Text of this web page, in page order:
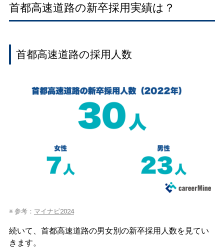
首都高速道路の新卒採用実績は？
首都高速道路の採用人数
※ 参考： マイナビ2024
続いて、首都高速道路の男女別の新卒採用人数を見てい
きます。